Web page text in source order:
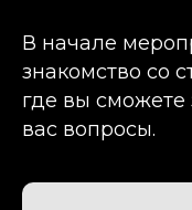
В начале
знакомство со
где вы
вас вопросы.